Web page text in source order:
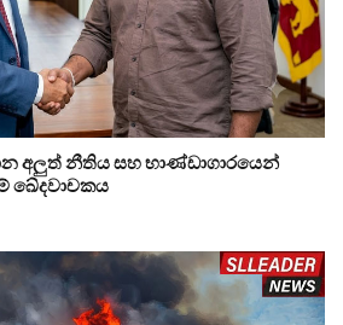
අලුත් නීතිය සහ භාණ්ඩාගාරයෙන්
ඛේදවාචකය